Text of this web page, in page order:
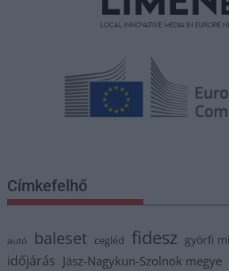
Címkefelhő
autó baleset cegléd fidesz györfi
időjárás Jász-Nagykun-Szolnok megye